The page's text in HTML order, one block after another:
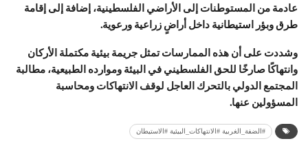
عادمة من المستوطنات إلى الأراضي الفلسطينية، إضافة إلى إقامة
طرق وبؤر استيطانية داخل أراضٍ زراعية ورعوية.
وشددت على أن هذه الممارسات تمثل جريمة بيئية مكتملة الأركان
وانتهاكًا صارخًا للحق الفلسطيني في البيئة وموارده الطبيعية، مطالبة
المجتمع الدولي بالتحرك العاجل لوقف الانتهاكات ومحاسبة
المسؤولين عنها.
#الضفة_الغربية #الانتهاكات_البيئية #الاستيطان